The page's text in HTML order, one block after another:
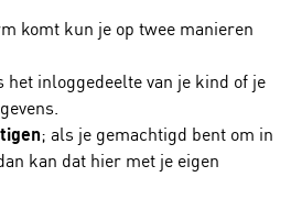
komt kun je op twee manieren
het inloggedeelte van je kind of je
; als je gemachtigd bent om in
kan dat hier met je eigen